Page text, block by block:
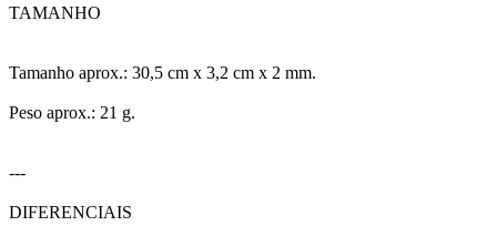
TAMANHO
Tamanho aprox.: 30,5 cm x 3,2 cm x 2 mm.
Peso aprox.: 21 g.
---
DIFERENCIAIS